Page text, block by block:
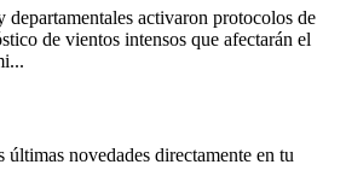
departamentales activaron protocolos de
de vientos intensos que afectarán el
últimas novedades directamente en tu